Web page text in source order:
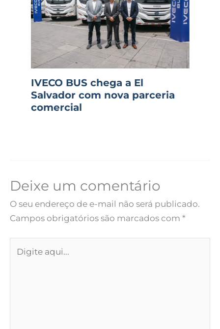
IVECO BUS chega a El
Salvador com nova parceria
comercial
Deixe um comentário
O seu endereço de e-mail não será publicado.
Campos obrigatórios são marcados com *
aqui...